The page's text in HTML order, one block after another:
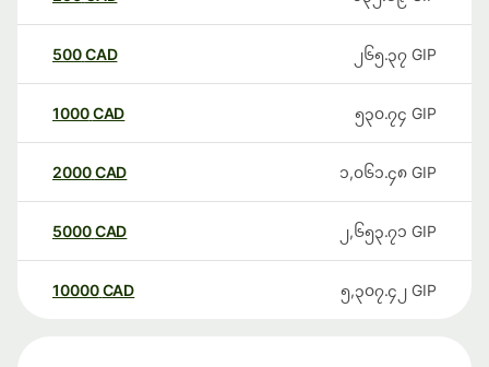
500CAD ၂၆၅.၃၇ GIP
1000CAD ၅၃၀.၇၄ GIP
2000CAD ၁,၀၆၁.၄၈ GIP
5000CAD ၂,၆၅၃.၇၁ GIP
10000 CAD ၅,၃၀၇.၄၂ GIP